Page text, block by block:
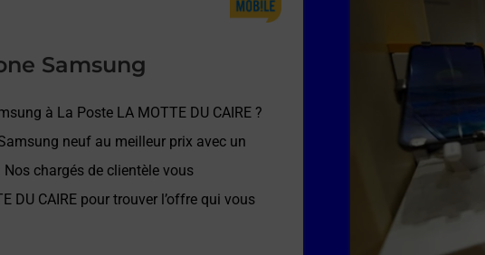
Samsung
à La Poste LA MOTTE DU CAIRE ?
neuf au meilleur prix avec un
chargés de clientèle vous
DU CAIRE pour trouver l’offre qui vous